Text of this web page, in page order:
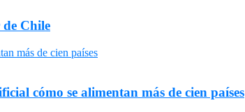
de Chile
cómo se alimentan más de cien países